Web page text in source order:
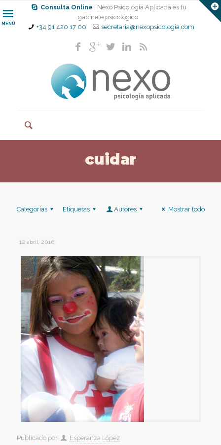
Consulta Online
| Nexo Psicología Aplicada es tu
gabinete psicológico
+34 91 420 17 00
secretaria@nexopsicologia.com
MENÚ
cuidar
Categorías Etiquetas Autores Mostrar todo
12 abril, 2016
Publicado por Esperanza López